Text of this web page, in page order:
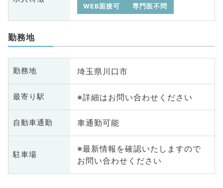
WEB面接可
専門医不問
勤務地
勤務地 埼玉県川口市
最寄り駅 ※詳細はお問い合わせください
自動車通勤 車通勤可能
駐車場
※最新情報を確認いたしますので
お問い合わせください